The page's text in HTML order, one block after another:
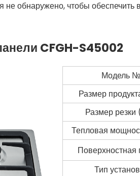
не обнаружено, чтобы обеспечить
CFGH-S45002
Модель
Размер
Размер
Тепловая
Поверхностная
Тип